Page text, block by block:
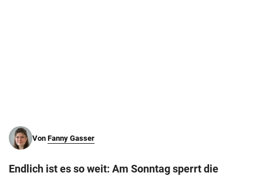
Von Fanny Gasser
Endlich ist es so weit: Am Sonntag sperrt die